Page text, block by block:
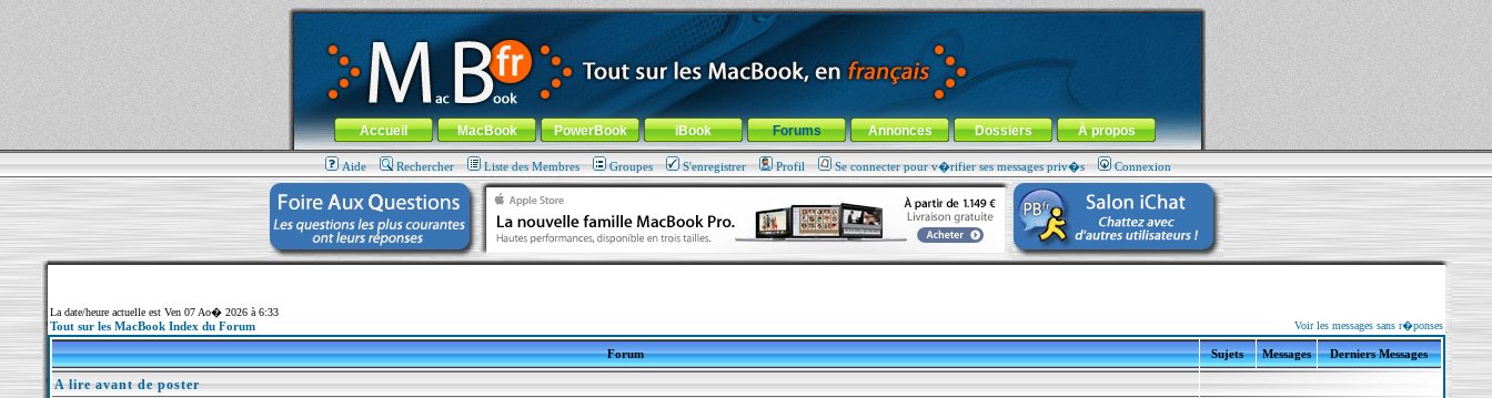
MacBook-fr.com : 100% Apple... 100% nomade !
Aller au contenu-Aller au menu général-Aller au menu de la rubrique
Menu général
Accueil MacBook PowerBook iBook Forums Annonces Dossiers À propos
Aide Rechercher Liste des Membres Groupes S'enregistrer Profil Se connecter pour v�rifier ses messages priv�s Connexion
La date/heure actuelle est Ven 07 Ao� 2026 à 6:33
Tout sur les MacBook Index du Forum Voir les messages sans r�ponses
Forum Sujets Messages Derniers Messages
A lire avant de poster